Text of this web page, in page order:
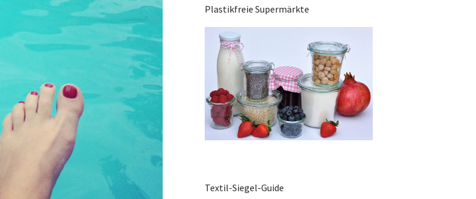
Plastikfreie Supermärkte
Textil-Siegel-Guide